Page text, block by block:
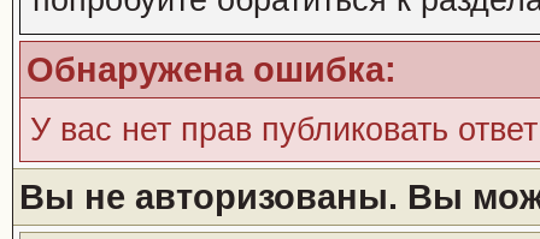
Обнаружена ошибка:
У вас нет прав публиковать
Вы не авторизованы. Вы